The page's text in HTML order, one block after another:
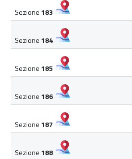
Sezione 183
Sezione 184
Sezione 185
Sezione 186
Sezione 187
Sezione 188